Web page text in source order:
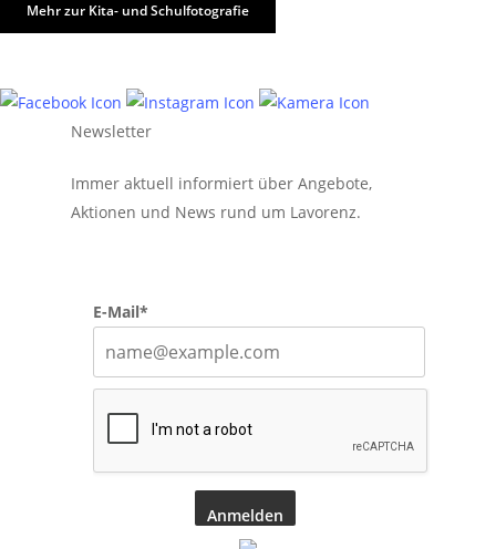
Mehr zur Kita- und Schulfotografie
Newsletter
Immer aktuell informiert über Angebote,
Aktionen und News rund um Lavorenz.
E-Mail*
Anmelden